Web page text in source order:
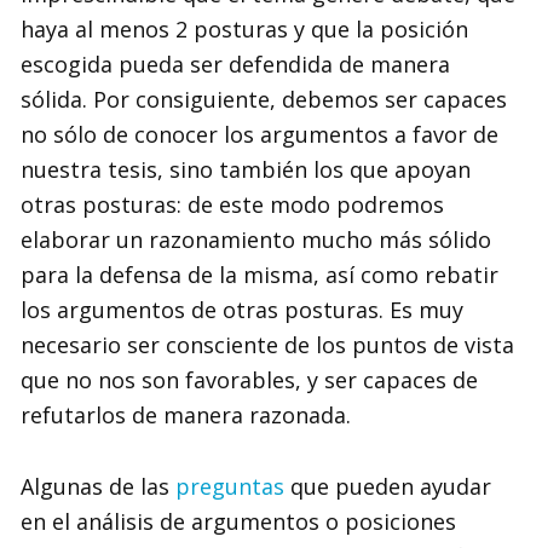
haya al menos 2 posturas y que la posición
escogida pueda ser defendida de manera
sólida. Por consiguiente, debemos ser capaces
no sólo de conocer los argumentos a favor de
nuestra tesis, sino también los que apoyan
otras posturas: de este modo podremos
elaborar un razonamiento mucho más sólido
para la defensa de la misma, así como rebatir
los argumentos de otras posturas. Es muy
necesario ser consciente de los puntos de vista
que no nos son favorables, y ser capaces de
refutarlos de manera razonada.
Algunas de las preguntas que pueden ayudar
en el análisis de argumentos o posiciones